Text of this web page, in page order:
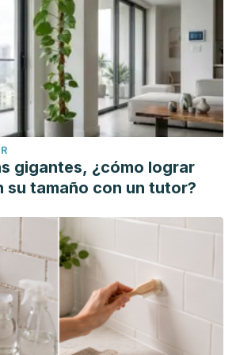
articulo.oa?id=551757255019
sí cuando quiera decir no. España:
2017.
Luisa, Relaciones interpersonales
una comunicación y conducta
Electrónica "Actualidades Investigativas
2008;8(1):1-27. Recuperado de:
articulo.oa?id=44780111
gigantes, ¿cómo lograr
su tamaño con un tutor?